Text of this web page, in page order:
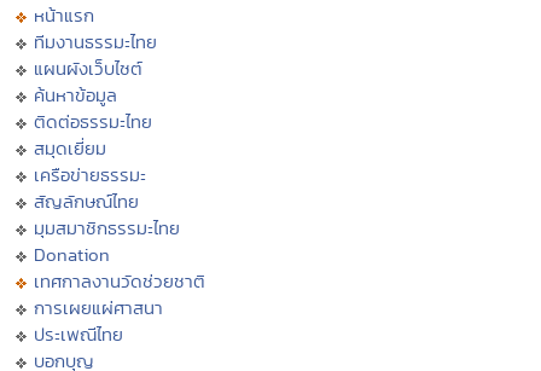
หน้าแรก
ทีมงานธรรมะไทย
แผนผังเว็บไซต์
ค้นหาข้อมูล
ติดต่อธรรมะไทย
สมุดเยี่ยม
เครือข่ายธรรมะ
สัญลักษณ์ไทย
มุมสมาชิกธรรมะไทย
Donation
เทศกาลงานวัดช่วยชาติ
การเผยแผ่ศาสนา
ประเพณีไทย
บอกบุญ